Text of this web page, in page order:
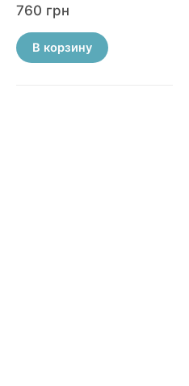
Оценка
0
5
760 грн
В корзину